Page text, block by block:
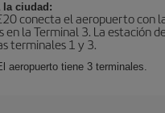
la ciudad:
conecta el aeropuerto con
en la Terminal 3. La estación
terminales 1 y 3.
aeropuerto tiene 3 terminales.